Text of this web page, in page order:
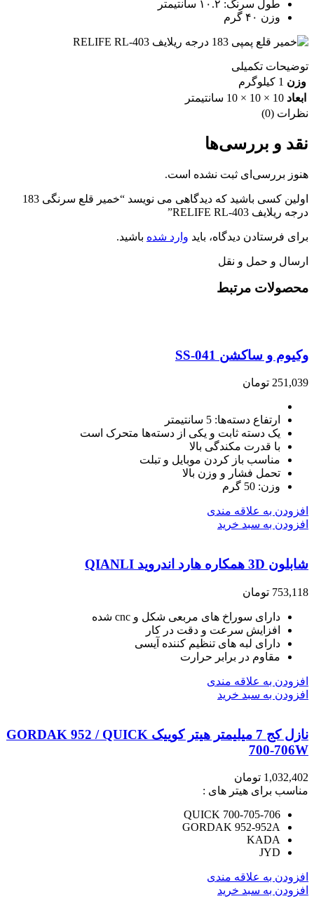
طول سرنگ: ۱۰.۲ سانتیمتر
وزن ۴۰ گرم
توضیحات تکمیلی
وزن 1 کیلوگرم
ابعاد 10 × 10 × 10 سانتیمتر
نظرات (0)
نقد و بررسی‌ها
هنوز بررسی‌ای ثبت نشده است.
اولین کسی باشید که دیدگاهی می نویسد “خمیر قلع سرنگی 183
درجه ریلایف RELIFE RL-403”
برای فرستادن دیدگاه، باید وارد شده باشید.
ارسال و حمل و نقل
محصولات مرتبط
وکیوم و ساکشن SS-041
251,039 تومان
ارتفاع دسته‌ها: 5 سانتیمتر
یک دسته ثابت و یکی از دسته‌ها متحرک است
با قدرت مکندگی بالا
مناسب باز کردن موبایل و تبلت
تحمل فشار و وزن بالا
وزن: 50 گرم
افزودن به علاقه مندی
افزودن به سبد خرید
شابلون 3D همکاره هارد اندروید QIANLI
753,118 تومان
دارای سوراخ های مربعی شکل و cnc شده
افزایش سرعت و دقت در کار
دارای لبه های تنظیم کننده آیسی
مقاوم در برابر حرارت
افزودن به علاقه مندی
افزودن به سبد خرید
نازل کج 7 میلیمتر هیتر کوییک GORDAK 952 / QUICK
700-706W
1,032,402 تومان
مناسب برای هیتر های :
QUICK 700-705-706
GORDAK 952-952A
KADA
JYD
افزودن به علاقه مندی
افزودن به سبد خرید